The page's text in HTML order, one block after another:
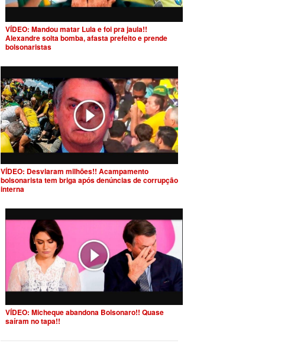
VÍDEO: Mandou matar Lula e foi pra jaula!!
Alexandre solta bomba, afasta prefeito e prende
bolsonaristas
VÍDEO: Desviaram milhões!! Acampamento
bolsonarista tem briga após denúncias de corrupção
interna
VÍDEO: Micheque abandona Bolsonaro!! Quase
saíram no tapa!!